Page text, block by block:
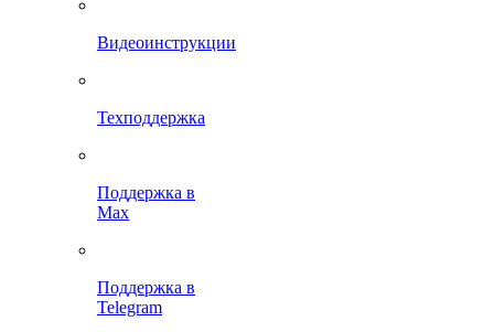
Видеоинструкции
Техподдержка
Поддержка в
Max
Поддержка в
Telegram